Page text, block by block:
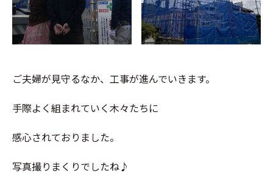
ご夫婦が見守るなか、工事が進んでいきます。
手際よく組まれていく木々たちに
感心されておりました。
写真撮りまくりでしたね♪